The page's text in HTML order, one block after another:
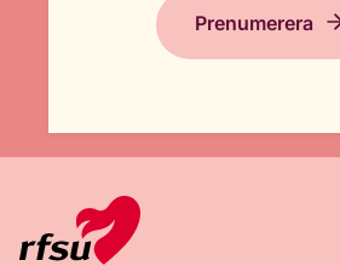
Prenumerera